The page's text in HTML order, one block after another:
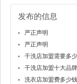
发布的信息
严正声明
严正声明
干洗店加盟需要多
干洗店加盟十大品
洗衣店加盟费多少